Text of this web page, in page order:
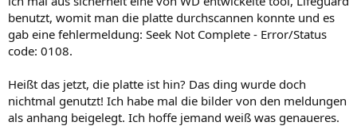
benutzt, womit man die platte durchscannen konnte und es
gab eine fehlermeldung: Seek Not Complete - Error/Status
code: 0108.
Heißt das jetzt, die platte ist hin? Das ding wurde doch
nichtmal genutzt! Ich habe mal die bilder von den meldungen
als anhang beigelegt. Ich hoffe jemand weiß was genaueres.